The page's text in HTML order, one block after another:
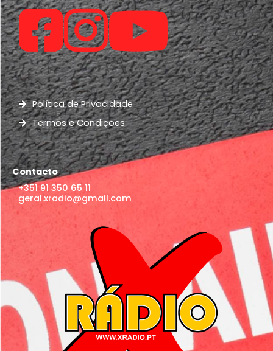
Política de Privacidade
Termos e Condições
Contacto
+351 91 350 65 11
geral.xradio@gmail.com